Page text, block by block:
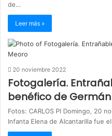
de…
Leer más »
20 noviembre 2022
Fotogalería.
benéfico de
Fotos: CARLOS PI Domingo, 20
Infanta Elena de Alcantarilla fue